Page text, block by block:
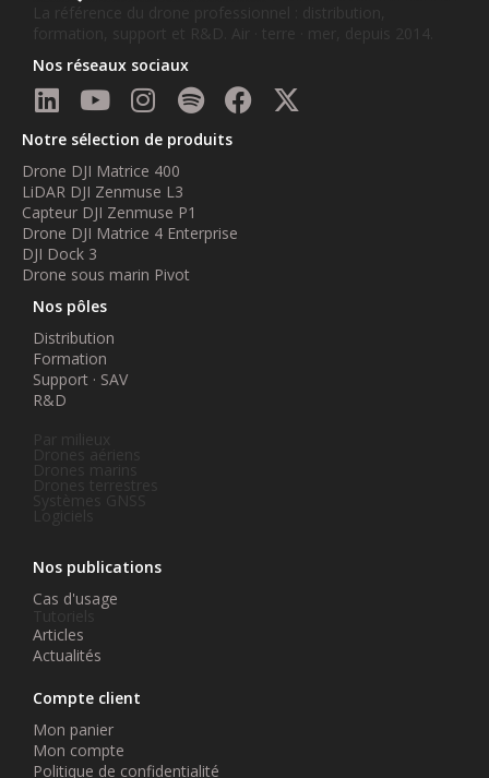
La référence du drone professionnel : distribution,
formation, support et R&D. Air · terre · mer, depuis 2014.
Nos réseaux sociaux
Notre sélection de produits
Drone DJI Matrice 400
LiDAR DJI Zenmuse L3
Capteur DJI Zenmuse P1
Drone DJI Matrice 4 Enterprise
DJI Dock 3
Drone sous marin Pivot
Nos pôles
Distribution
Formation
Support · SAV
R&D
Drones aériens
Drones marins
Drones terrestres
Systèmes GNSS
Logiciels
Nos publications
Cas d'usage
Tutoriels
Articles
Actualités
Compte client
Mon panier
Mon compte
Politique de confidentialité